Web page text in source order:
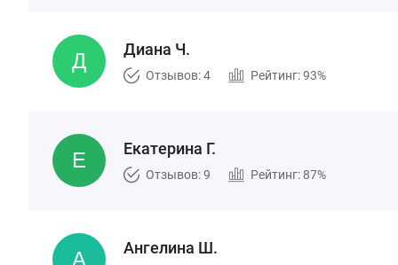
Диана Ч.
Отзывов: 4 Рейтинг: 93%
Екатерина Г.
Отзывов: 9 Рейтинг: 87%
Ангелина Ш.